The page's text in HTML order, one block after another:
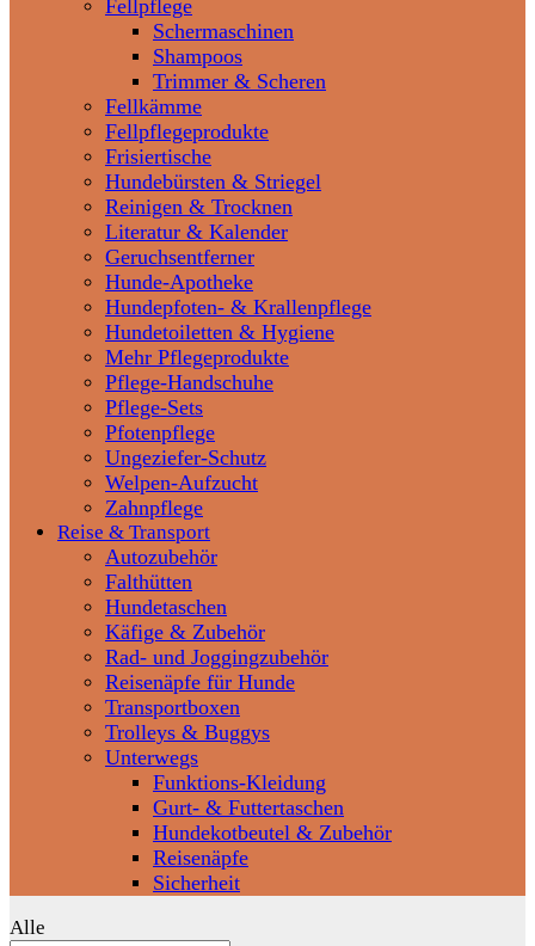
Fellpflege
Schermaschinen
Shampoos
Trimmer & Scheren
Fellkämme
Fellpflegeprodukte
Frisiertische
Hundebürsten & Striegel
Reinigen & Trocknen
Literatur & Kalender
Geruchsentferner
Hunde-Apotheke
Hundepfoten- & Krallenpflege
Hundetoiletten & Hygiene
Mehr Pflegeprodukte
Pflege-Handschuhe
Pflege-Sets
Pfotenpflege
Ungeziefer-Schutz
Welpen-Aufzucht
Zahnpflege
Reise & Transport
Autozubehör
Falthütten
Hundetaschen
Käfige & Zubehör
Rad- und Joggingzubehör
Reisenäpfe für Hunde
Transportboxen
Trolleys & Buggys
Unterwegs
Funktions-Kleidung
Gurt- & Futtertaschen
Hundekotbeutel & Zubehör
Reisenäpfe
Sicherheit
Alle